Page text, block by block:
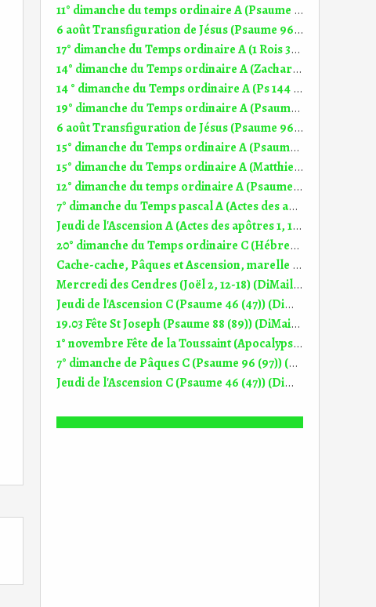
11° dimanche du temps ordinaire A (Psaume 99 (100)) (DiMail 610)
6 août Transfiguration de Jésus (Psaume 96 (97)) (DiMail 646)
17° dimanche du Temps ordinaire A (1 Rois 3, 5.7-12) (Dimail 342)
14° dimanche du Temps ordinaire A (Zacharie 9, 9-10) (DiMail 174)
14 ° dimanche du Temps ordinaire A (Ps 144 (145)) (DiMail 534)
19° dimanche du Temps ordinaire A (Psaume 84 (85)) (DiMail 539)
6 août Transfiguration de Jésus (Psaume 96 (97)) (DiMail 646)
15° dimanche du Temps ordinaire A (Psaume 64 (65)) (DiMail 535)
15° dimanche du Temps ordinaire A (Matthieu 13, 1-23) (DiMail 29)
12° dimanche du temps ordinaire A (Psaume 68 (69)) (DiMail 643)
7° dimanche du Temps pascal A (Actes des apôtres 1, 1-11) (DiMail 166)
Jeudi de l'Ascension A (Actes des apôtres 1, 1-11) (DiMail 166)
20° dimanche du Temps ordinaire C (Hébreux 12, 1-4) (DiMail 473)
Cache-cache, Pâques et Ascension, marelle Homélie Ascension C (29.05)
Mercredi des Cendres (Joël 2, 12-18) (DiMail 312)
Jeudi de l'Ascension C (Psaume 46 (47)) (DiMail 529)
19.03 Fête St Joseph (Psaume 88 (89)) (DiMail 640)
1° novembre Fête de la Toussaint (Apocalypse 7, 2-4.9-14) (DiMail 297)
7° dimanche de Pâques C (Psaume 96 (97)) (DiMail 612)
Jeudi de l'Ascension C (Psaume 46 (47)) (DiMail 529)